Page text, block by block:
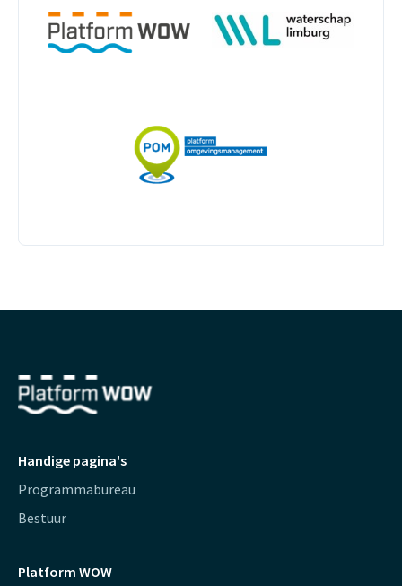
Handige pagina's
Programmabureau
Bestuur
Platform WOW